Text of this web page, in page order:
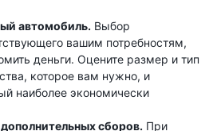
автомобиль. Выбор
вашим потребностям,
деньги. Оцените размер и тип
которое вам нужно, и
наиболее экономически
сборов. При